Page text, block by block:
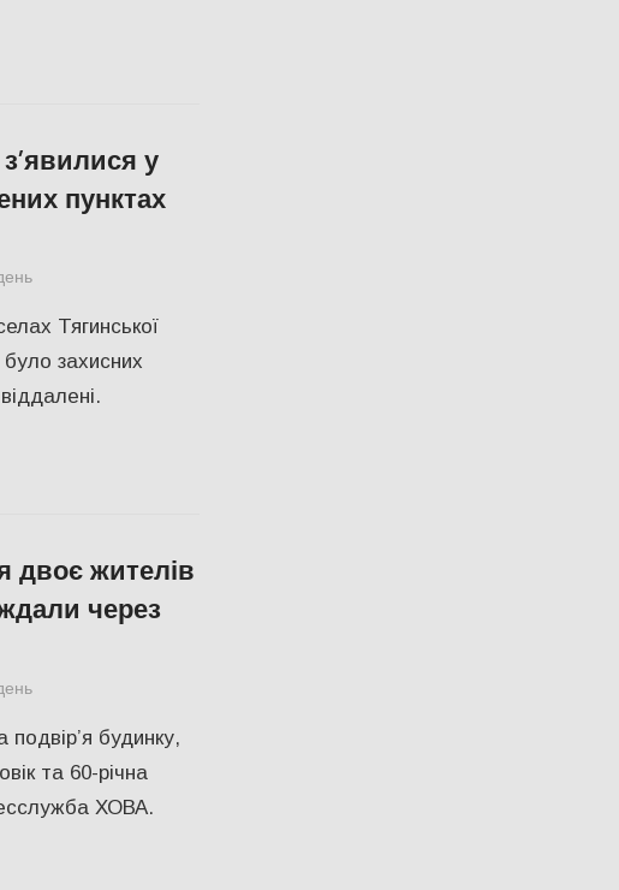
у
пунктах
Тягинської
захисних
двоє жителів
через
подвірʼя будинку,
та 60-річна
ХОВА.